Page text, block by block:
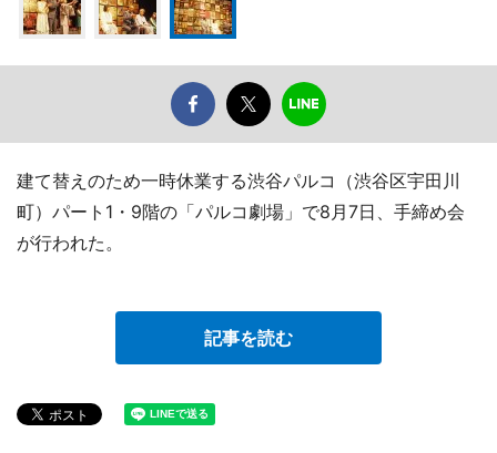
建て替えのため一時休業する渋谷パルコ（渋谷区宇田川
町）パート1・9階の「パルコ劇場」で8月7日、手締め会
が行われた。
記事を読む